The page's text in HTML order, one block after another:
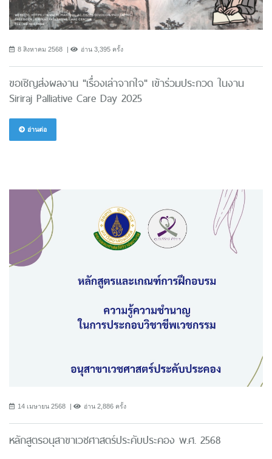
8 สิงหาคม 2568 อ่าน 3,395 ครั้ง
ขอเชิญส่งผลงาน "เรื่องเล่าจากใจ" เข้าร่วมประกวด ในงาน
Siriraj Palliative Care Day 2025
อ่านต่อ
14 เมษายน 2568 อ่าน 2,886 ครั้ง
หลักสูตรอนุสาขาเวชศาสตร์ประคับประคอง พ.ศ. 2568